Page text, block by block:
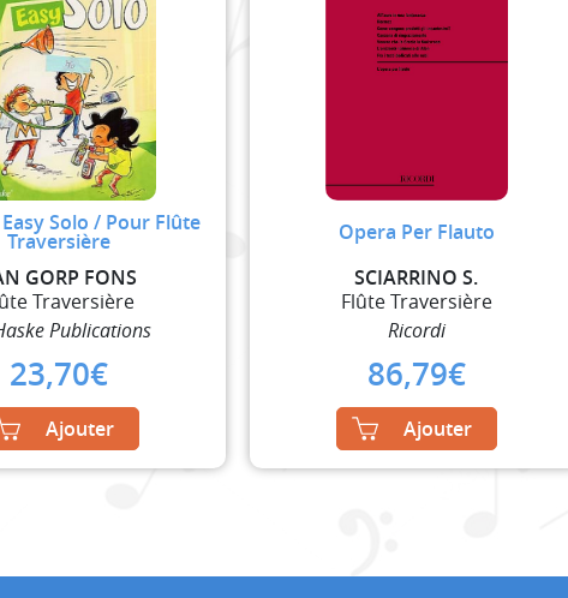
Solo / Pour Flûte
Traversière
GORP FONS
Traversière
Publications
23,70€
Ajouter
Opera Per Flauto
SCIARRINO S.
Flûte Traversière
Ricordi
86,79€
Ajouter